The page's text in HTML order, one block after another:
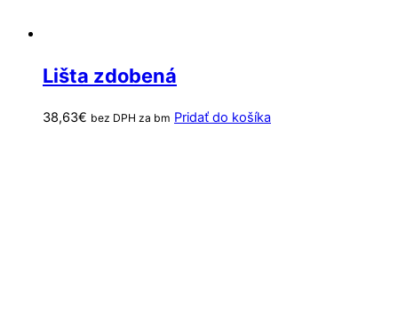
Lišta zdobená
38,63€ bez DPH za bm Pridať do košíka